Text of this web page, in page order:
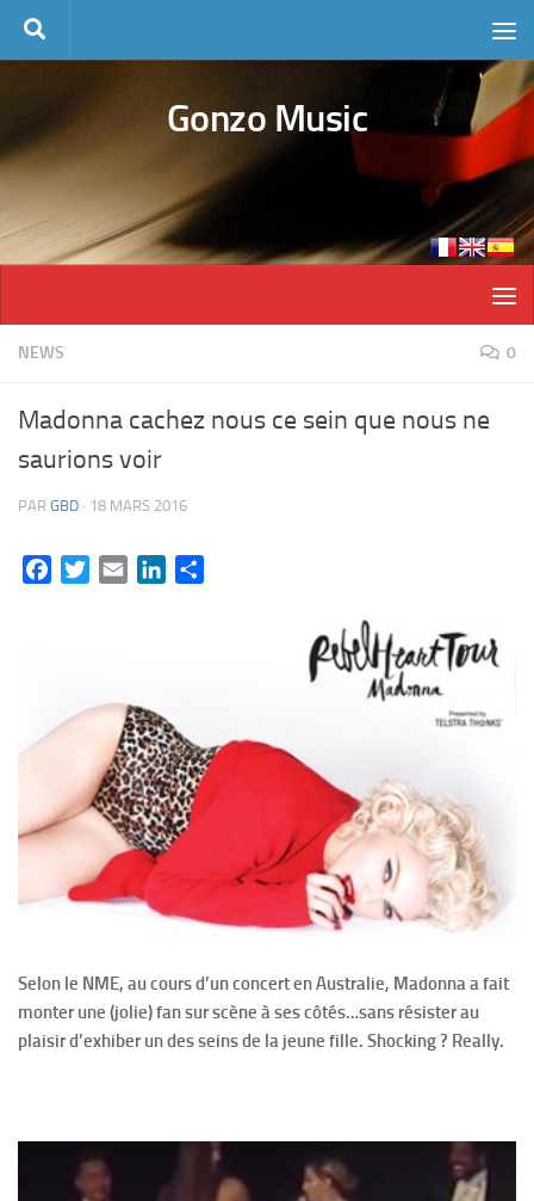
Skip to content
Gonzo Music
NEWS 0
Madonna cachez nous ce sein que nous ne
saurions voir
PAR GBD · 18 MARS 2016
FacebookTwitterEmail LinkedIn
Selon le NME, au cours d’un concert en Australie, Madonna a fait
monter une (jolie) fan sur scène à ses côtés…sans résister au
plaisir d’exhiber un des seins de la jeune fille. Shocking ? Really.